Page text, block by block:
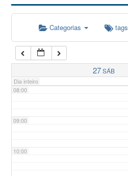
Categorias tags
27SÁB
Dia inteiro
07:00
08:00
09:00
10:00